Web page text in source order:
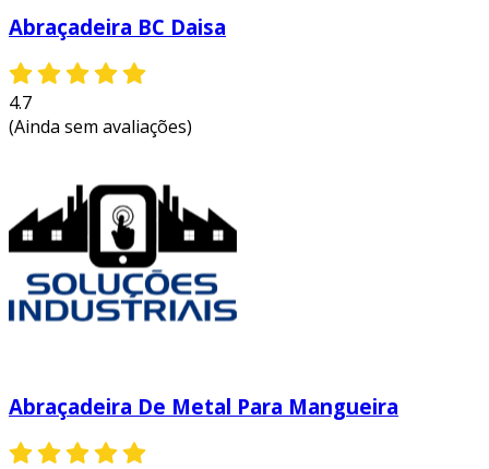
Abraçadeira BC Daisa
4.7
(Ainda sem avaliações)
Abraçadeira De Metal Para Mangueira